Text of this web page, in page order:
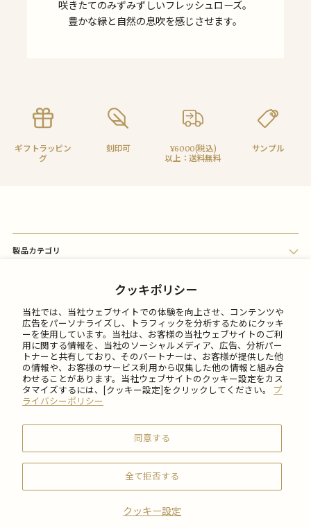
クッキポリシー
当社では、当社ウェブサイトでの体験を向上させ、コンテンツや
広告をパーソナライズし、トラフィックを分析するためにクッキ
ーを使用しています。当社は、お客様の当社ウェブサイトのご利
用に関する情報を、当社のソーシャルメディア、広告、分析パー
トナーと共有しており、そのパートナーは、お客様が提供した他
の情報や、お客様のサービス利用から収集した他の情報と組み合
わせることがあります。当社ウェブサイトのクッキー設定をカス
タマイズするには、[クッキー設定]をクリックしてください。 プ
ライバシーポリシー
クッキー設定
同意する
全て拒否する
咲きたてのみずみずしいフレッシュローズ。
豊かな緑と自然の息吹を感じさせます。
ギフトラッピン
グ
刻印可
¥6000(税込)
以上：送料無料
サンプル
製品カテゴリ
FAQ
ご利用について
会社情報